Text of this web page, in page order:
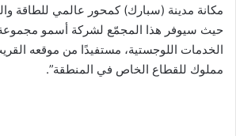
مكانة مدينة (سبارك) كمحور عالمي للطاقة
حيث سيوفر هذا المجمّع لشركة أسمو
الخدمات اللوجستية، مستفيدًا من موقعه
مملوك للقطاع الخاص في المنطقة”.